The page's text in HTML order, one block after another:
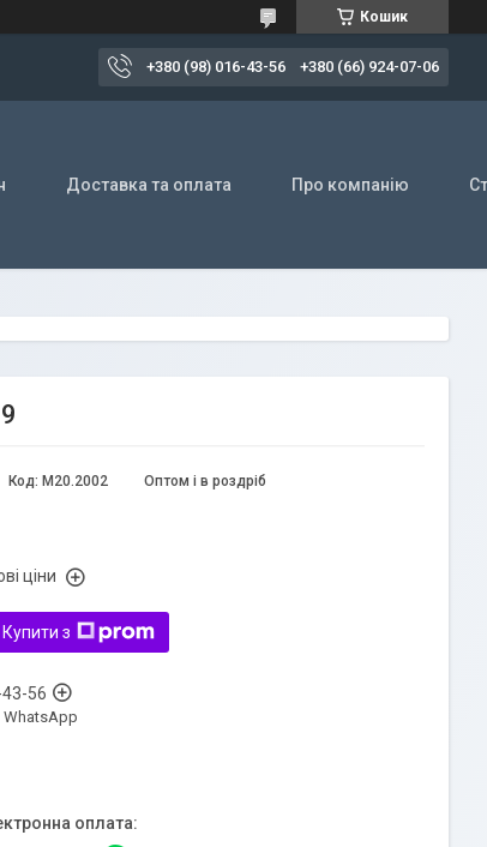
Кошик
+380 (98) 016-43-56 +380 (66) 924-07-06
Доставка та оплата Про компанію
Оптом і в роздріб
Код: M20.2002
ціни
Купити з
56
WhatsApp